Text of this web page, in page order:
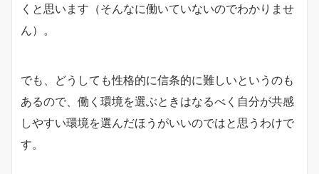
くと思います（そんなに働いていないのでわかりませ
ん）。
でも、どうしても性格的に信条的に難しいというのも
あるので、働く環境を選ぶときはなるべく自分が共感
しやすい環境を選んだほうがいいのではと思うわけで
す。